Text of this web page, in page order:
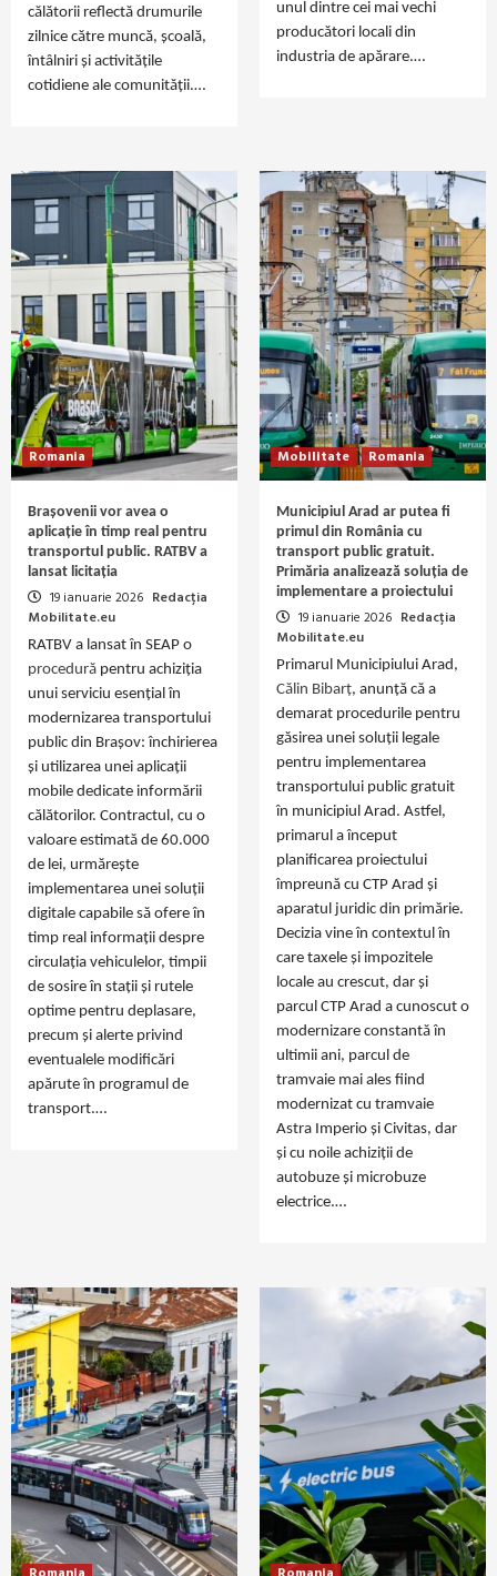
călătorii reflectă drumurile
zilnice către muncă, școală,
întâlniri și activitățile
cotidiene ale comunității.…
unul dintre cei mai vechi
producători locali din
industria de apărare.…
Romania
Brașovenii vor avea o
aplicație în timp real pentru
transportul public. RATBV a
lansat licitația
19 ianuarie 2026 Redacția
Mobilitate.eu
RATBV a lansat în SEAP o
procedură pentru achiziția
unui serviciu esențial în
modernizarea transportului
public din Brașov: închirierea
și utilizarea unei aplicații
mobile dedicate informării
călătorilor. Contractul, cu o
valoare estimată de 60.000
de lei, urmărește
implementarea unei soluții
digitale capabile să ofere în
timp real informații despre
circulația vehiculelor, timpii
de sosire în stații și rutele
optime pentru deplasare,
precum și alerte privind
eventualele modificări
apărute în programul de
transport.…
Mobilitate Romania
Municipiul Arad ar putea fi
primul din România cu
transport public gratuit.
Primăria analizează soluția de
implementare a proiectului
19 ianuarie 2026 Redacția
Mobilitate.eu
Primarul Municipiului Arad,
Călin Bibarţ, anunță că a
demarat procedurile pentru
găsirea unei soluții legale
pentru implementarea
transportului public gratuit
în municipiul Arad. Astfel,
primarul a început
planificarea proiectului
împreună cu CTP Arad și
aparatul juridic din primărie.
Decizia vine în contextul în
care taxele și impozitele
locale au crescut, dar și
parcul CTP Arad a cunoscut o
modernizare constantă în
ultimii ani, parcul de
tramvaie mai ales fiind
modernizat cu tramvaie
Astra Imperio și Civitas, dar
și cu noile achiziții de
autobuze și microbuze
electrice.…